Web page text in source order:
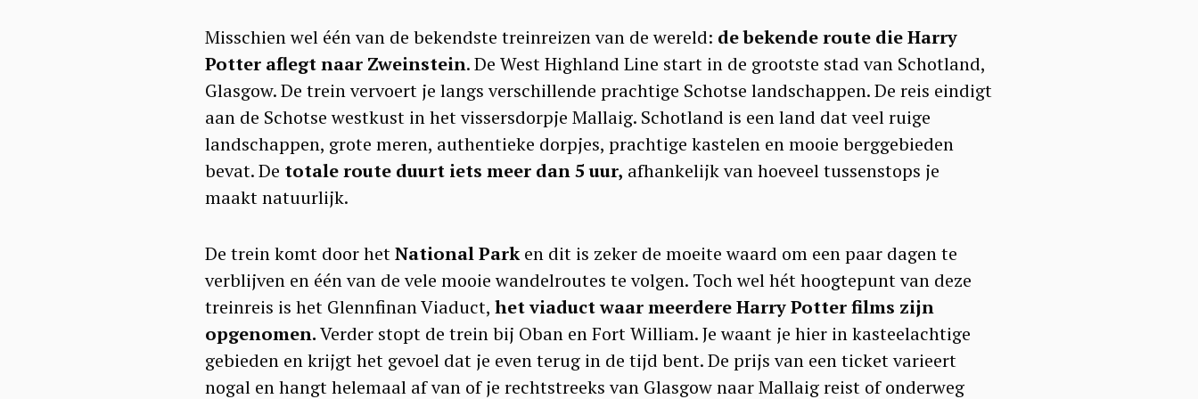
Misschien wel één van de bekendste treinreizen van de wereld: de bekende route die Harry
Potter aflegt naar Zweinstein. De West Highland Line start in de grootste stad van Schotland,
Glasgow. De trein vervoert je langs verschillende prachtige Schotse landschappen. De reis eindigt
aan de Schotse westkust in het vissersdorpje Mallaig. Schotland is een land dat veel ruige
landschappen, grote meren, authentieke dorpjes, prachtige kastelen en mooie berggebieden
bevat. De totale route duurt iets meer dan 5 uur, afhankelijk van hoeveel tussenstops je
maakt natuurlijk.
De trein komt door hetNational Parken dit is zeker de moeite waard om een paar dagen te
verblijven en één van de vele mooie wandelroutes te volgen. Toch wel hét hoogtepunt van deze
treinreis is het Glennfinan Viaduct, het viaduct waar meerdere Harry Potter films zijn
opgenomen.Verder stopt de trein bij Oban en Fort William. Je waant je hier in kasteelachtige
gebieden en krijgt het gevoel dat je even terug in de tijd bent. De prijs van een ticket varieert
nogal en hangt helemaal af van of je rechtstreeks van Glasgow naar Mallaig reist of onderweg